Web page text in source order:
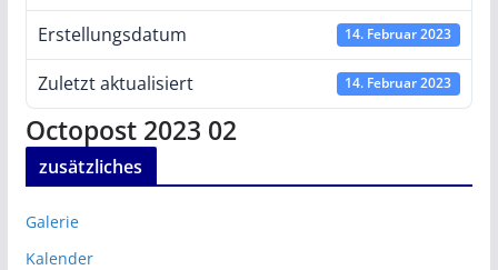
Erstellungsdatum 14. Februar 2023
Zuletzt aktualisiert 14. Februar 2023
Octopost 2023 02
zusätzliches
Galerie
Kalender